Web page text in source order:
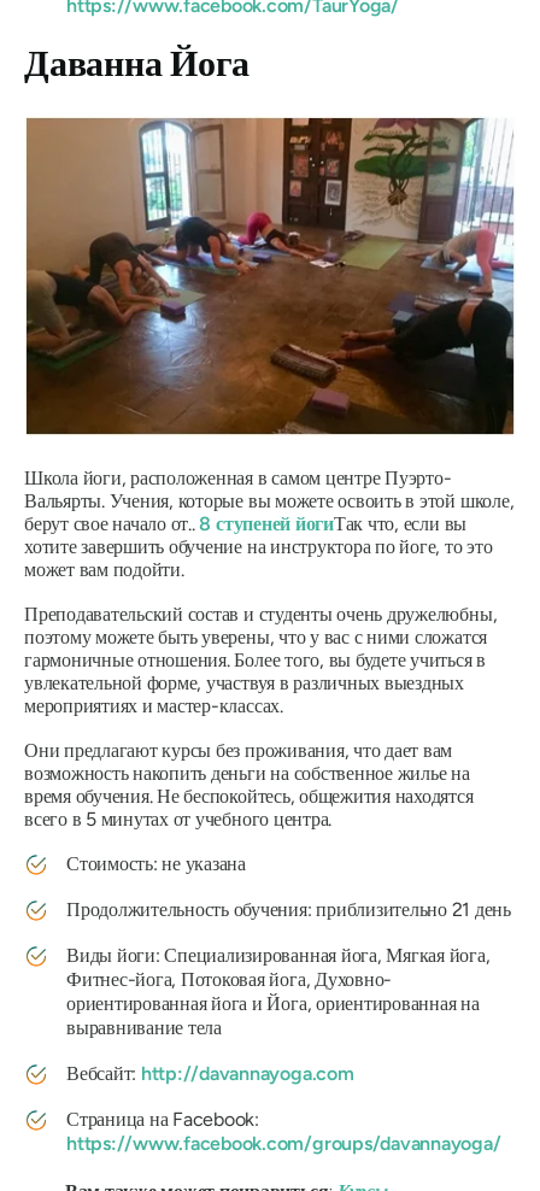
https://www.facebook.com/TaurYoga/
Даванна Йога
Школа йоги, расположенная в самом центре Пуэрто-
Вальярты. Учения, которые вы можете освоить в этой школе,
берут свое начало от..8 ступеней йогиТак что, если вы
хотите завершить обучение на инструктора по йоге, то это
может вам подойти.
Преподавательский состав и студенты очень дружелюбны,
поэтому можете быть уверены, что у вас с ними сложатся
гармоничные отношения. Более того, вы будете учиться в
увлекательной форме, участвуя в различных выездных
мероприятиях и мастер-классах.
Они предлагают курсы без проживания, что дает вам
возможность накопить деньги на собственное жилье на
время обучения. Не беспокойтесь, общежития находятся
всего в 5 минутах от учебного центра.
Стоимость: не указана
Продолжительность обучения: приблизительно 21 день
Виды йоги: Специализированная йога, Мягкая йога,
Фитнес-йога, Потоковая йога, Духовно-
ориентированная йога и Йога, ориентированная на
выравнивание тела
Вебсайт: http://davannayoga.com
Страница на Facebook:
https://www.facebook.com/groups/davannayoga/